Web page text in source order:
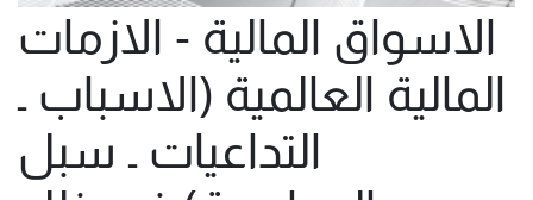
الاسواق المالية - الازمات
المالية العالمية (الاسباب ـ
التداعيات ـ سبل